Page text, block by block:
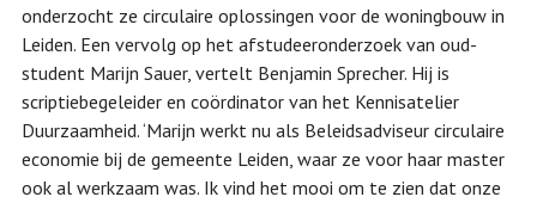
onderzocht ze circulaire oplossingen voor de woningbouw in
Leiden. Een vervolg op het afstudeeronderzoek van oud-
student Marijn Sauer, vertelt Benjamin Sprecher. Hij is
scriptiebegeleider en coördinator van het Kennisatelier
Duurzaamheid. ‘Marijn werkt nu als Beleidsadviseur circulaire
economie bij de gemeente Leiden, waar ze voor haar master
ook al werkzaam was. Ik vind het mooi om te zien dat onze